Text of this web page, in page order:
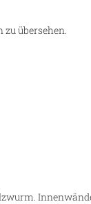
übersehen.